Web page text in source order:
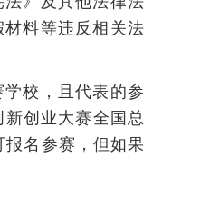
料等违反相关法
校，且代表的参
创业大赛全国总
名参赛，但如果